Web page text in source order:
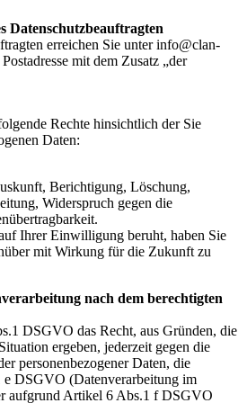
Datenschutzbeauftragten
erreichen Sie unter info@clan-
mit dem Zusatz „der
Rechte hinsichtlich der Sie
Daten:
Berichtigung, Löschung,
Widerspruch gegen die
Ihrer Einwilligung beruht, haben Sie
mit Wirkung für die Zukunft zu
nach dem berechtigten
DSGVO das Recht, aus Gründen, die
ergeben, jederzeit gegen die
personenbezogener Daten, die
DSGVO (Datenverarbeitung im
aufgrund Artikel 6 Abs.1 f DSGVO